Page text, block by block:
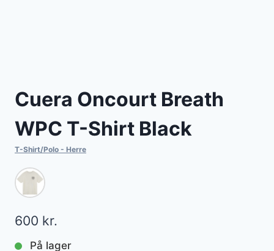
Cuera Oncourt Breath
WPC T-Shirt Black
T-Shirt/Polo - Herre
600 kr.
På lager